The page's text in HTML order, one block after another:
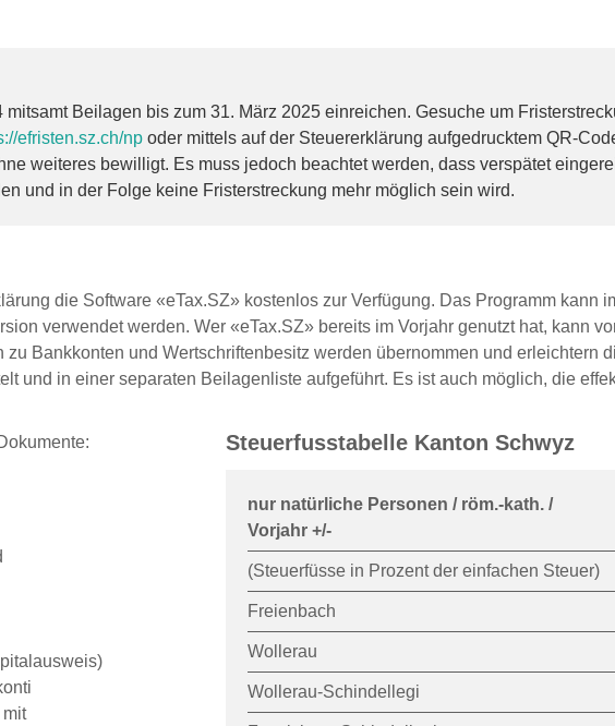
Beilagen bis zum 31. März 2025 einreichen. Gesuche um
efristen.sz.ch/np oder mittels auf der Steuererklärung aufgedrucktem QR-
weiteres bewilligt. Es muss jedoch beachtet werden, dass verspätet
und in der Folge keine Fristerstreckung mehr möglich sein wird.
die Software «eTax.SZ» kostenlos zur Verfügung. Das Programm kann
verwendet werden. Wer «eTax.SZ» bereits im Vorjahr genutzt hat, kann
Bankkonten und Wertschriftenbesitz werden übernommen und erleichtern
und in einer separaten Beilagenliste aufgeführt. Es ist auch möglich, die
Steuerfusstabelle Kanton Schwyz
nur natürliche Personen / röm.-kath. /
Vorjahr +/-
(Steuerfüsse in Prozent der einfachen Steuer)
Freienbach
Wollerau
Wollerau-Schindellegi